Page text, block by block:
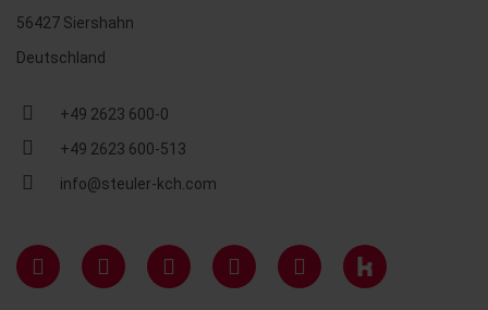
56427 Siershahn
Deutschland
+49 2623 600-0
+49 2623 600-513
info@steuler-kch.com